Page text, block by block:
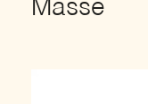
Masse